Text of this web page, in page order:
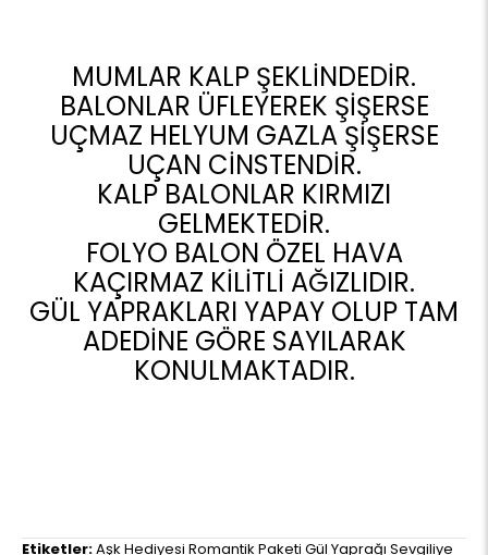
MUMLAR KALP ŞEKLİNDEDİR.
BALONLAR ÜFLEYEREK ŞİŞERSE
UÇMAZ HELYUM GAZLA ŞİŞERSE
UÇAN CİNSTENDİR.
KALP BALONLAR KIRMIZI
GELMEKTEDİR.
FOLYO BALON ÖZEL HAVA
KAÇIRMAZ KİLİTLİ AĞIZLIDIR.
GÜL YAPRAKLARI YAPAY OLUP TAM
ADEDİNE GÖRE SAYILARAK
KONULMAKTADIR.
Etiketler:Aşk Hediyesi Romantik Paketi Gül Yaprağı Sevgiliye